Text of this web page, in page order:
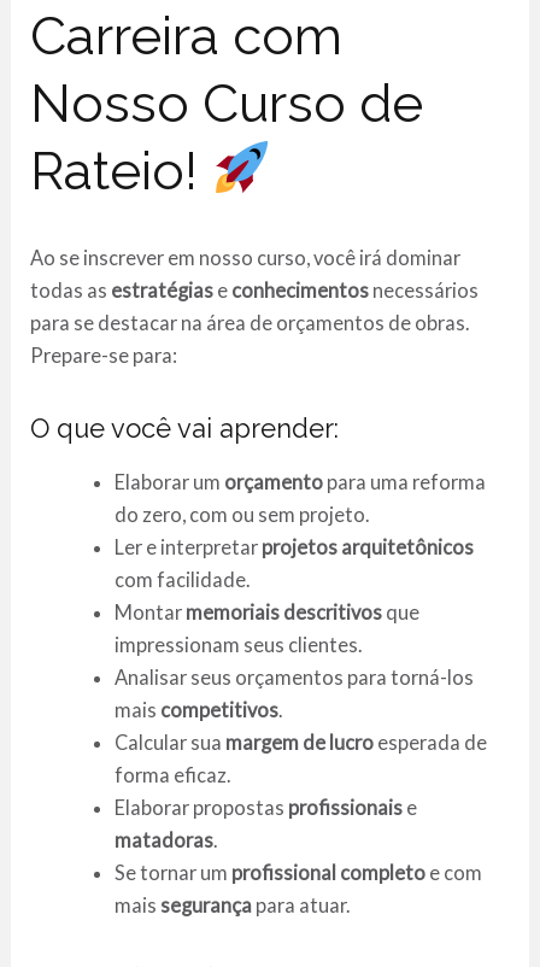
Carreira com
Nosso Curso de
Rateio!
Ao se inscrever em nosso curso, você irá dominar
todas as estratégias e conhecimentos necessários
para se destacar na área de orçamentos de obras.
Prepare-se para:
O que você vai aprender:
Elaborar um orçamentopara uma reforma
do zero, com ou sem projeto.
Ler e interpretar projetos arquitetônicos
com facilidade.
Montar memoriais descritivosque
impressionam seus clientes.
Analisar seus orçamentos para torná-los
mais competitivos.
Calcular sua margem de lucroesperada de
forma eficaz.
Elaborar propostas profissionaise
matadoras.
Se tornar um profissional completoe com
mais segurançapara atuar.